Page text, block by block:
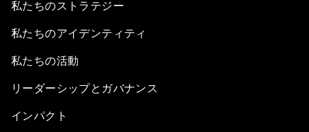
私たちのストラテジー
私たちのアイデンティティ
私たちの活動
リーダーシップとガバナンス
インパクト